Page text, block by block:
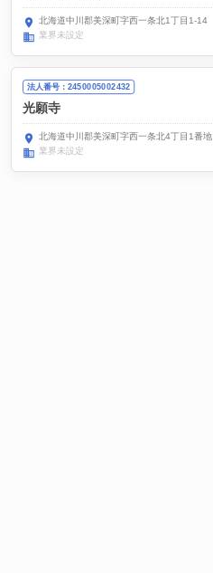
北海道中川郡美深町字西一条北1丁目1-14
業界未設定
法人番号：2450005002432
光願寺
北海道中川郡美深町字西一条北4丁目1番地
業界未設定